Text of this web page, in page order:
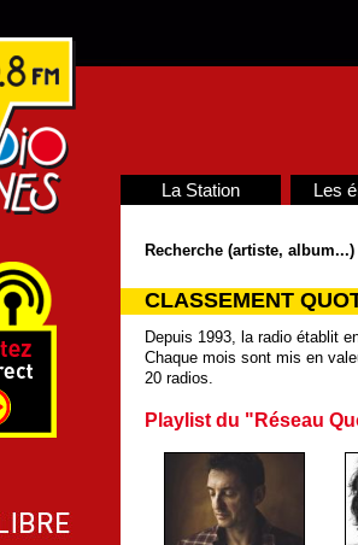
La Station Les
Recherche (artiste, album...)
CLASSEMENT
Depuis 1993, la radio établit
Chaque mois sont mis en
20 radios.
Playlist du "Réseau